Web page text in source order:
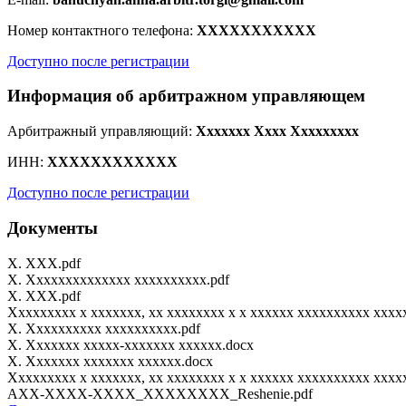
Номер контактного телефона: XXXXXXXXXXX
Доступно после регистрации
Информация об арбитражном управляющем
Арбитражный управляющий: Xxxxxxx Xxxx Xxxxxxxxx
ИНН: XXXXXXXXXXXX
Доступно после регистрации
Документы
X. XXX.pdf
X. Xxxxxxxxxxxxxx xxxxxxxxxx.pdf
X. XXX.pdf
Xxxxxxxxx x xxxxxxx, xx xxxxxxxx x x xxxxxx xxxxxxxxxx
X. Xxxxxxxxxx xxxxxxxxxx.pdf
X. Xxxxxxx xxxxx-xxxxxxx xxxxxx.docx
X. Xxxxxxx xxxxxxx xxxxxx.docx
Xxxxxxxxx x xxxxxxx, xx xxxxxxxx x x xxxxxx xxxxxxxxxx
AXX-XXXX-XXXX_XXXXXXXX_Reshenie.pdf